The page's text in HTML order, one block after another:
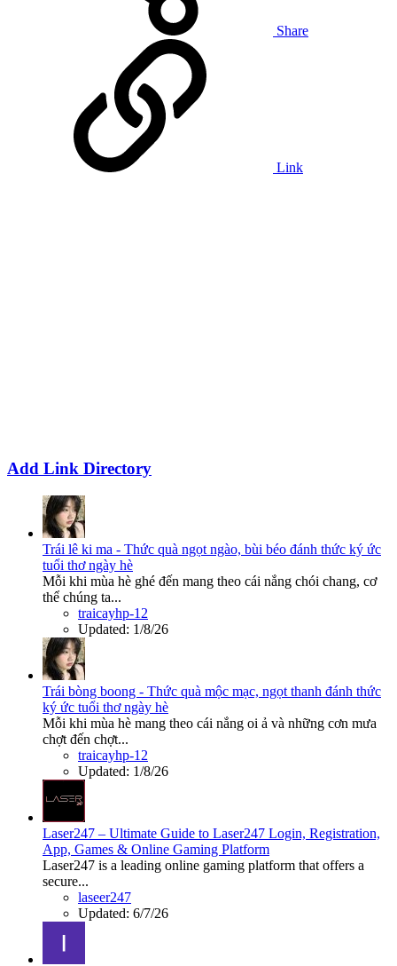
Share
Link
Add Link Directory
Trái lê ki ma - Thức quà ngọt ngào, bùi béo đánh thức ký ức
tuổi thơ ngày hè
Mỗi khi mùa hè ghé đến mang theo cái nắng chói chang, cơ
thể chúng ta...
traicayhp-12
Updated: 1/8/26
Trái bòng boong - Thức quà mộc mạc, ngọt thanh đánh thức
ký ức tuổi thơ ngày hè
Mỗi khi mùa hè mang theo cái nắng oi ả và những cơn mưa
chợt đến chợt...
traicayhp-12
Updated: 1/8/26
Laser247 – Ultimate Guide to Laser247 Login, Registration,
App, Games & Online Gaming Platform
Laser247 is a leading online gaming platform that offers a
secure...
laseer247
Updated: 6/7/26